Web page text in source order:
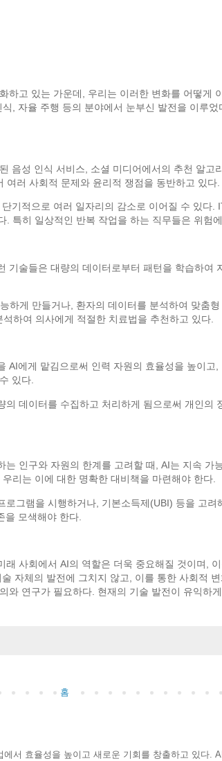
고 있는 가운데, 우리는 이러한 변화를 어떻게
, 자율 주행 등의 분야에서 눈부신 발전을 이루
음성 인식 서비스, 소셜 미디어에서의 추천 알
러 사회적 문제와 윤리적 쟁점을 동반하고 있다.
기적으로 여러 일자리의 감소로 이어질 수 있다.
특히 일상적인 반복 작업을 하는 직무들은 위험
술들은 대량의 데이터로부터 패턴을 학습하여
하게 만들거나, 환자의 데이터를 분석하여 맞춤
하여 의사에게 적절한 치료법을 추천하고 있다.
에게 맡김으로써 인력 자원의 효율성을 높이고
있다.
데이터를 수집하고 처리하게 됨으로써 개인의
인구와 자원의 한계를 고려할 때, AI는 지속 가
리는 이에 대한 명확한 대비책을 마련해야 한다.
그램을 시행하거나, 기본소득제(UBI) 등을 고
을 모색해야 한다.
사회에서 AI의 역할은 더욱 중요해질 것이며,
자체의 발전에 그치지 않고, 이를 통한 사회적
연구가 필요하다. 현재의 기술 발전이 유익하
홈
서 효율성을 높이고 새로운 기회를 창출하고 있다.